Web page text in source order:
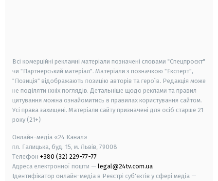
Всі комерційні рекламні матеріали позначені словами "Спецпроєкт"
чи "Партнерський матеріал". Матеріали з позначкою "Експерт",
"Позиція" відображають позицію авторів та героїв. Редакція може
не поділяти їхніх поглядів. Детальніше щодо реклами та правил
цитування можна ознайомитись в правилах користування сайтом.
Усі права захищені. Матеріали сайту призначені для осіб старше 21
року (21+)
Онлайн-медіа «24 Канал»
пл. Галицька, буд. 15, м. Львів, 79008
Телефон +380 (32) 229-77-77
Адреса електронної пошти — legal@24tv.com.ua
Ідентифікатор онлайн-медіа в Реєстрі суб'єктів у сфері медіа —